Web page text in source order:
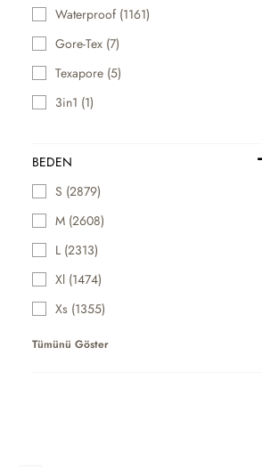
Waterproof (1161)
Gore-Tex (7)
Texapore (5)
3in1 (1)
BEDEN
S (2879)
M (2608)
L (2313)
Xl (1474)
Xs (1355)
Tümünü Göster